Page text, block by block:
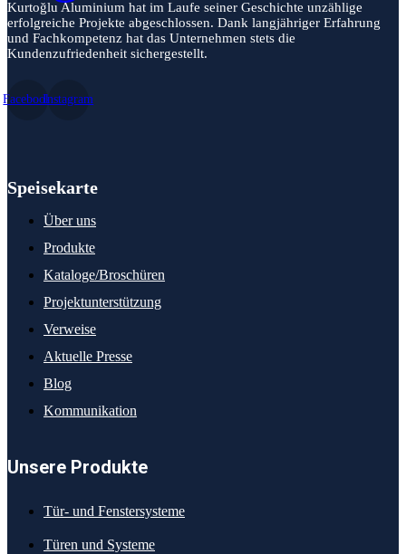
Kurtoğlu Aluminium hat im Laufe seiner Geschichte unzählige
erfolgreiche Projekte abgeschlossen. Dank langjähriger Erfahrung
und Fachkompetenz hat das Unternehmen stets die
Kundenzufriedenheit sichergestellt.
FacebookInstagram
Speisekarte
Über uns
Produkte
Kataloge/Broschüren
Projektunterstützung
Verweise
Aktuelle Presse
Blog
Kommunikation
Unsere Produkte
Tür- und Fenstersysteme
Türen und Systeme